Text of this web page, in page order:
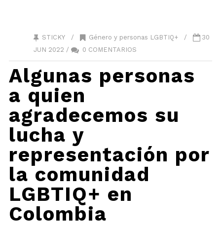
STICKY / Género y personas LGBTIQ+/
30
JUN 2022 /
0 COMENTARIOS
Algunas personas
a quien
agradecemos su
lucha y
representación por
la comunidad
LGBTIQ+ en
Colombia